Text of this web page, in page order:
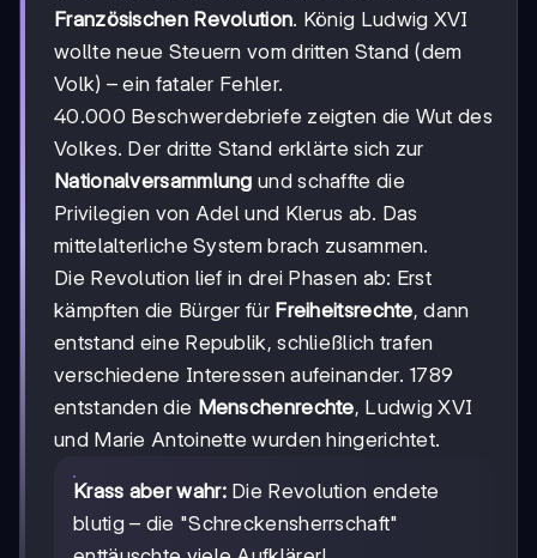
Französischen Revolution. König Ludwig XVI
wollte neue Steuern vom dritten Stand (dem
Volk) – ein fataler Fehler.
40.000 Beschwerdebriefe zeigten die Wut des
Volkes. Der dritte Stand erklärte sich zur
Nationalversammlung und schaffte die
Privilegien von Adel und Klerus ab. Das
mittelalterliche System brach zusammen.
Die Revolution lief in drei Phasen ab: Erst
kämpften die Bürger für Freiheitsrechte, dann
entstand eine Republik, schließlich trafen
verschiedene Interessen aufeinander. 1789
entstanden die Menschenrechte, Ludwig XVI
und Marie Antoinette wurden hingerichtet.
Krass aber wahr:Die Revolution endete
blutig – die "Schreckensherrschaft"